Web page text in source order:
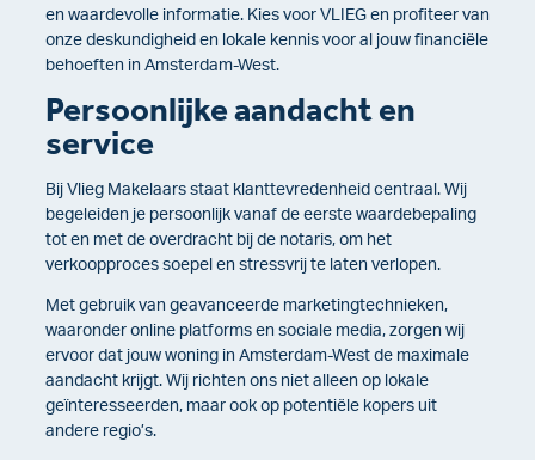
en waardevolle informatie. Kies voor VLIEG en profiteer van
onze deskundigheid en lokale kennis voor al jouw financiële
behoeften in Amsterdam-West.
Persoonlijke aandacht en
service
Bij Vlieg Makelaars staat klanttevredenheid centraal. Wij
begeleiden je persoonlijk vanaf de eerste waardebepaling
tot en met de overdracht bij de notaris, om het
verkoopproces soepel en stressvrij te laten verlopen.
Met gebruik van geavanceerde marketingtechnieken,
waaronder online platforms en sociale media, zorgen wij
ervoor dat jouw woning in Amsterdam-West de maximale
aandacht krijgt. Wij richten ons niet alleen op lokale
geïnteresseerden, maar ook op potentiële kopers uit
andere regio’s.